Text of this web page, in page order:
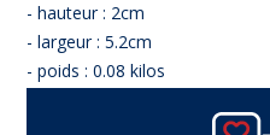
- hauteur : 2cm
- largeur : 5.2cm
- poids : 0.08 kilos